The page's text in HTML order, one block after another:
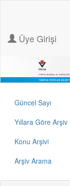
Üye Girişi
Güncel Sayı
Yıllara Göre Arşiv
Konu Arşivi
Arşiv Arama